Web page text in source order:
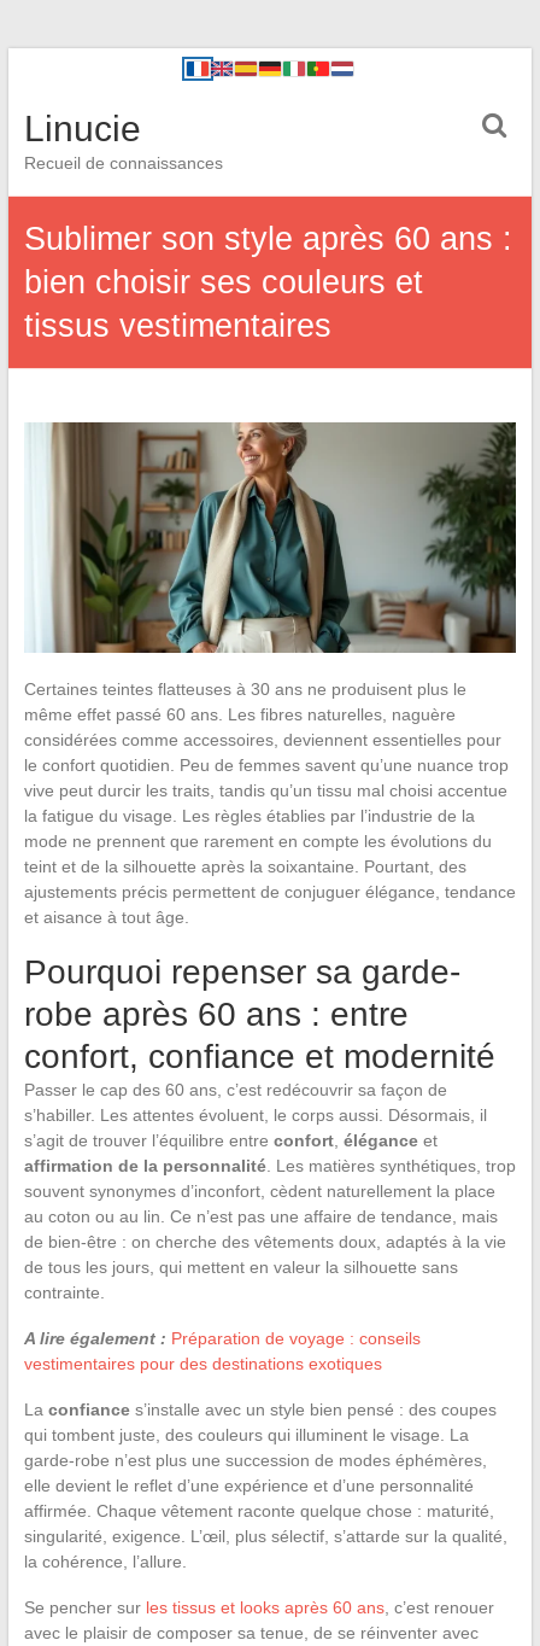
Linucie
Recueil de connaissances
Sublimer son style après 60 ans :
bien choisir ses couleurs et
tissus vestimentaires
Certaines teintes flatteuses à 30 ans ne produisent plus le
même effet passé 60 ans. Les fibres naturelles, naguère
considérées comme accessoires, deviennent essentielles pour
le confort quotidien. Peu de femmes savent qu’une nuance trop
vive peut durcir les traits, tandis qu’un tissu mal choisi accentue
la fatigue du visage. Les règles établies par l’industrie de la
mode ne prennent que rarement en compte les évolutions du
teint et de la silhouette après la soixantaine. Pourtant, des
ajustements précis permettent de conjuguer élégance, tendance
et aisance à tout âge.
Pourquoi repenser sa garde-
robe après 60 ans : entre
confort, confiance et modernité
Passer le cap des 60 ans, c’est redécouvrir sa façon de
s’habiller. Les attentes évoluent, le corps aussi. Désormais, il
s’agit de trouver l’équilibre entre confort, éléganceet
affirmation de la personnalité. Les matières synthétiques, trop
souvent synonymes d’inconfort, cèdent naturellement la place
au coton ou au lin. Ce n’est pas une affaire de tendance, mais
de bien-être : on cherche des vêtements doux, adaptés à la vie
de tous les jours, qui mettent en valeur la silhouette sans
contrainte.
A lire également : Préparation de voyage : conseils
vestimentaires pour des destinations exotiques
La confiances’installe avec un style bien pensé : des coupes
qui tombent juste, des couleurs qui illuminent le visage. La
garde-robe n’est plus une succession de modes éphémères,
elle devient le reflet d’une expérience et d’une personnalité
affirmée. Chaque vêtement raconte quelque chose : maturité,
singularité, exigence. L’œil, plus sélectif, s’attarde sur la qualité,
la cohérence, l’allure.
Se pencher sur les tissus et looks après 60 ans, c’est renouer
avec le plaisir de composer sa tenue, de se réinventer avec